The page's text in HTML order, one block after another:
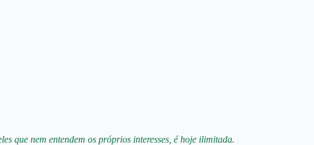
que nem entendem os próprios interesses, é hoje ilimitada.